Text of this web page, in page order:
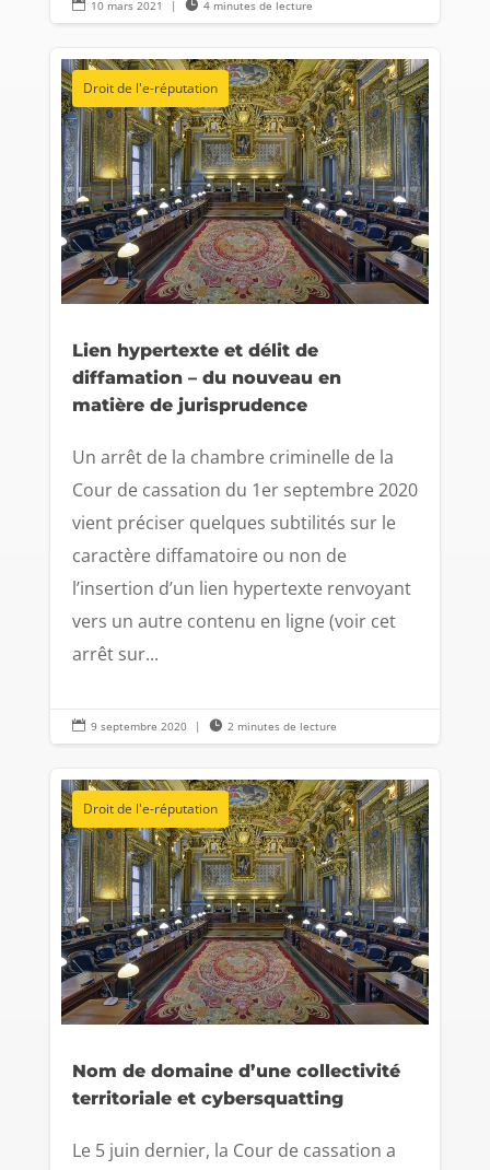
 10 mars 2021 |  4 minutes de lecture
Droit de l'e-réputation
Lien hypertexte et délit de
diffamation – du nouveau en
matière de jurisprudence
Un arrêt de la chambre criminelle de la
Cour de cassation du 1er septembre 2020
vient préciser quelques subtilités sur le
caractère diffamatoire ou non de
l’insertion d’un lien hypertexte renvoyant
vers un autre contenu en ligne (voir cet
arrêt sur...
 9 septembre 2020 |  2 minutes de lecture
Droit de l'e-réputation
Nom de domaine d’une collectivité
territoriale et cybersquatting
Le 5 juin dernier, la Cour de cassation a